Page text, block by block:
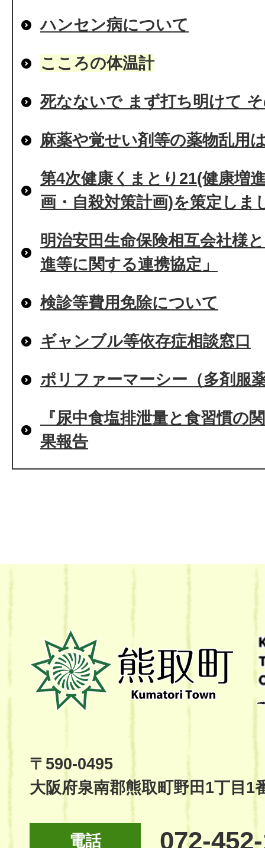
ハンセン病について
こころの体温計
死なないで まず打ち明けて
麻薬や覚せい剤等の薬物乱用
第4次健康くまとり21(健康増
画・自殺対策計画)を策定しま
明治安田生命保険相互会社様
進等に関する連携協定」
検診等費用免除について
ギャンブル等依存症相談窓口
ポリファーマーシー（多剤服
『尿中食塩排泄量と食習慣の
果報告
熊
取
町
Kumatori
Site
〒590-0495
大阪府泉南郡熊取町野田1丁目1
電話 072-